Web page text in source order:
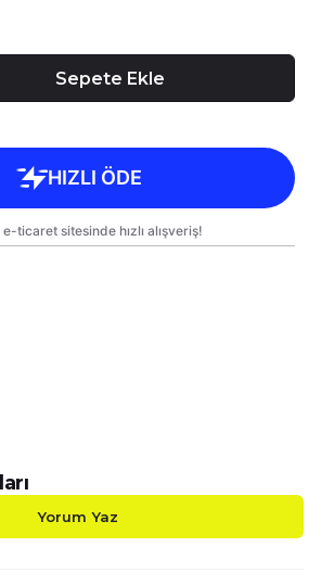
Sepete Ekle
estetik katan bu inovatif ürün,
fermuarlarıaçıldığında anında
kişilik Wellsoft battaniye ve TV
Bu sayede, tek bir
Yorum Yaz